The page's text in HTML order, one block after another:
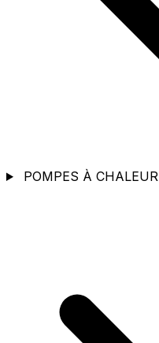
POMPES À CHALEUR